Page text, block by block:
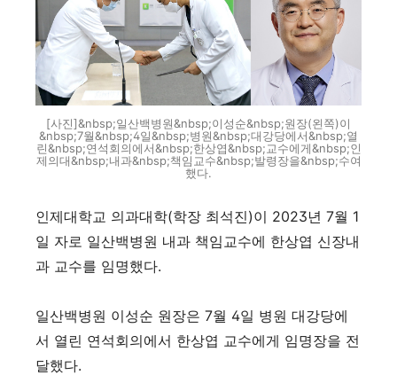
[사진]&nbsp;일산백병원&nbsp;이성순&nbsp;원장(왼쪽)이
&nbsp;7월&nbsp;4일&nbsp;병원&nbsp;대강당에서&nbsp;열
린&nbsp;연석회의에서&nbsp;한상엽&nbsp;교수에게&nbsp;인
제의대&nbsp;내과&nbsp;책임교수&nbsp;발령장을&nbsp;수여
했다.
인제대학교 의과대학(학장 최석진)이 2023년 7월 1
일 자로 일산백병원 내과 책임교수에 한상엽 신장내
과 교수를 임명했다.
일산백병원 이성순 원장은 7월 4일 병원 대강당에
서 열린 연석회의에서 한상엽 교수에게 임명장을 전
달했다.